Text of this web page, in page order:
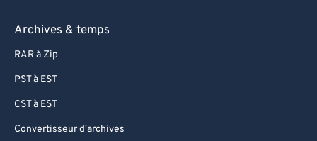
Archives & temps
RAR à Zip
PST à EST
CST à EST
Convertisseur d'archives